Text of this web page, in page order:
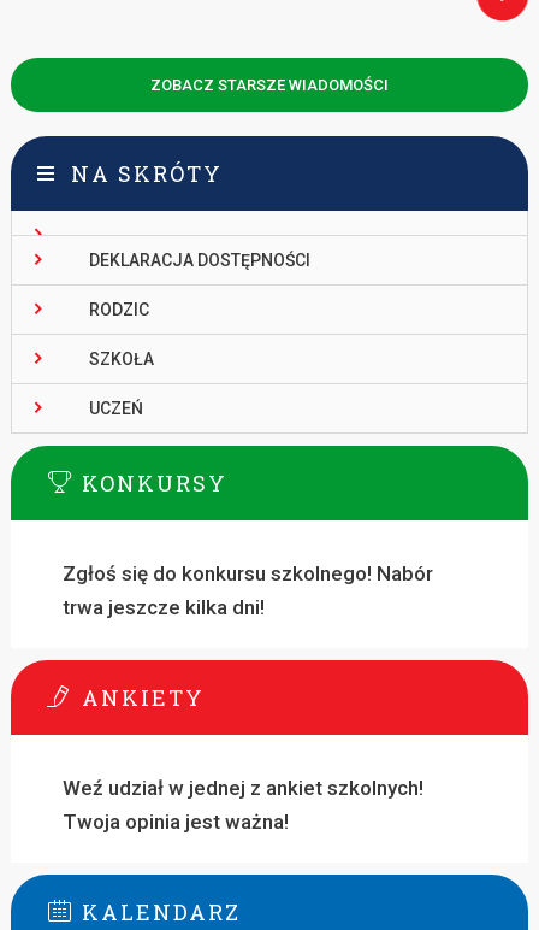
ZOBACZ STARSZE WIADOMOŚCI
NA SKRÓTY
DEKLARACJA DOSTĘPNOŚCI
RODZIC
SZKOŁA
UCZEŃ
KONKURSY
Zgłoś się do konkursu szkolnego! Nabór
trwa jeszcze kilka dni!
ANKIETY
Weź udział w jednej z ankiet szkolnych!
Twoja opinia jest ważna!
KALENDARZ